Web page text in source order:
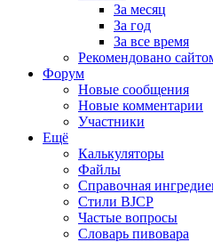
За месяц
За год
За все время
Рекомендовано
Форум
Новые сообщения
Новые комментарии
Участники
Ещё
Калькуляторы
Файлы
Справочная
Стили BJCP
Частые вопросы
Словарь пивовара